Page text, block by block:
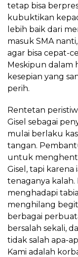
tetap bisa
kubuktikan
lebih baik dari
masuk SMA
agar bisa cepat-
Meskipun dalam
kesepian yang
perih.
Rentetan
Gisel sebagai
mulai berlaku
tangan.
untuk
Gisel, tapi
tenaganya
menghadapi
menghilang
berbagai
bersalah sekali,
tidak salah apa-
Kami adalah